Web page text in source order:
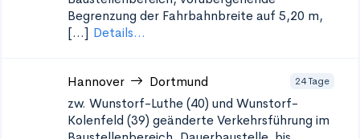
Begrenzung der Fahrbahnbreite auf 5,20 m,
[...] Details...
Hannover Dortmund 24 Tage
zw. Wunstorf-Luthe (40) und Wunstorf-
Kolenfeld (39) geänderte Verkehrsführung im